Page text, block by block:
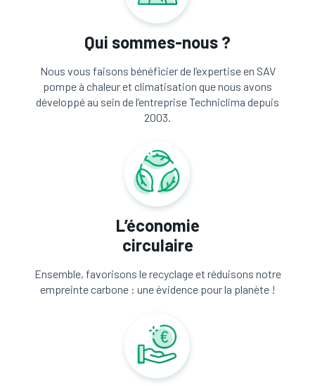
Qui sommes-nous ?
Nous vous faisons bénéficier de l’expertise en SAV
pompe à chaleur et climatisation que nous avons
développé au sein de l’entreprise Techniclima depuis
2003.
L’économie
circulaire
Ensemble, favorisons le recyclage et réduisons notre
empreinte carbone : une évidence pour la planète !